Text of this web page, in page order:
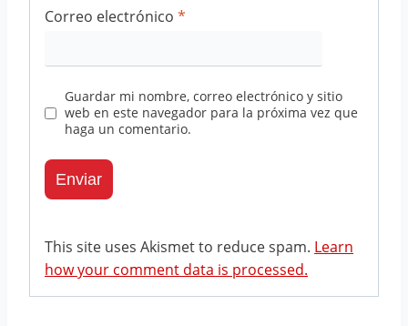
Correo electrónico *
Guardar mi nombre, correo electrónico y sitio
web en este navegador para la próxima vez que
haga un comentario.
This site uses Akismet to reduce spam. Learn
how your comment data is processed.